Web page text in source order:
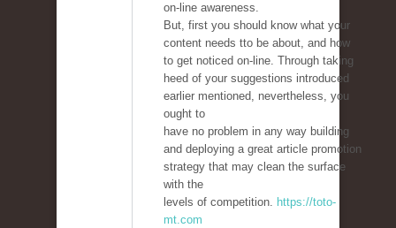
on-line awareness.
But, first you should know what your
content needs tto be about, and how
to get noticed on-line. Through taking
heed of your suggestions introduced
earlier mentioned, nevertheless, you
ought to
have no problem in any way building
and deploying a great article promotion
strategy that may clean the surface
with the
levels of competition. https://toto-
mt.com